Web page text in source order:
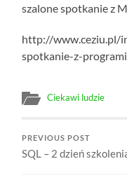
szalone spotkanie z
http://www.ceziu.pl/
spotkanie-z-
Ciekawi ludzie
PREVIOUS POST
SQL – 2 dzień